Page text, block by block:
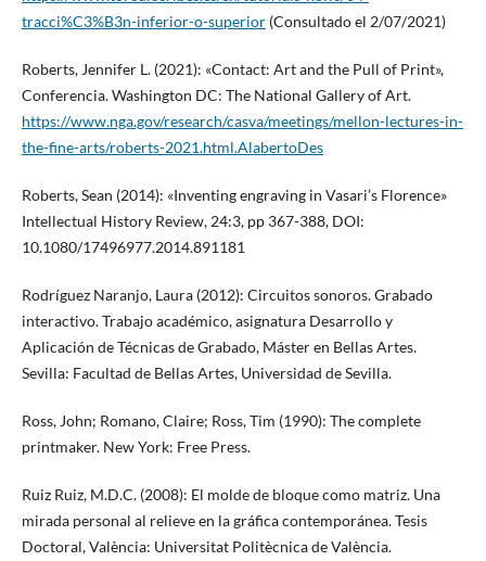
tracci%C3%B3n-inferior-o-superior(Consultado el 2/07/2021)
Roberts, Jennifer L. (2021): «Contact: Art and the Pull of Print»,
Conferencia. Washington DC: The National Gallery of Art.
https://www.nga.gov/research/casva/meetings/mellon-lectures-in-
the-fine-arts/roberts-2021.html.AlabertoDes
Roberts, Sean (2014): «Inventing engraving in Vasari’s Florence»
Intellectual History Review, 24:3, pp 367-388, DOI:
10.1080/17496977.2014.891181
Rodríguez Naranjo, Laura (2012): Circuitos sonoros. Grabado
interactivo. Trabajo académico, asignatura Desarrollo y
Aplicación de Técnicas de Grabado, Máster en Bellas Artes.
Sevilla: Facultad de Bellas Artes, Universidad de Sevilla.
Ross, John; Romano, Claire; Ross, Tim (1990): The complete
printmaker. New York: Free Press.
Ruiz Ruiz, M.D.C. (2008): El molde de bloque como matriz. Una
mirada personal al relieve en la gráfica contemporánea. Tesis
Doctoral, València: Universitat Politècnica de València.